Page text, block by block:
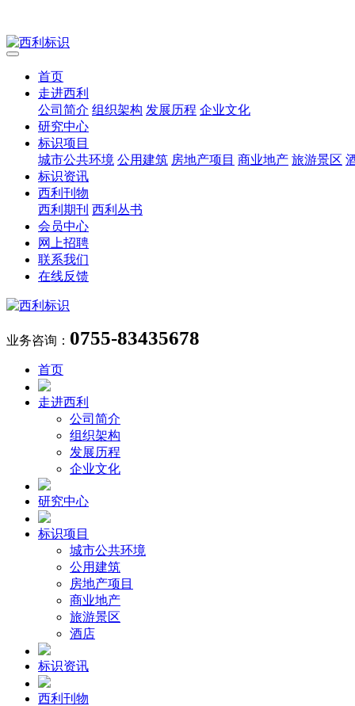
首页
走进西利
公司简介 组织架构 发展历程 企业文化
研究中心
标识项目
城市公共环境 公用建筑 房地产项目 商业地产 旅游景区
标识资讯
西利刊物
西利期刊 西利丛书
会员中心
网上招聘
联系我们
在线反馈
业务咨询： 0755-83435678
首页
走进西利
公司简介
组织架构
发展历程
企业文化
研究中心
标识项目
城市公共环境
公用建筑
房地产项目
商业地产
旅游景区
酒店
标识资讯
西利刊物